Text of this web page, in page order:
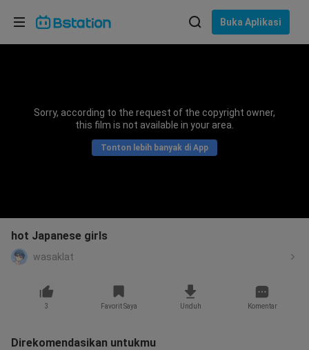
Buka Aplikasi
Sorry, according to the request of the copyright owner,
this film is not available in your area.
Tonton lebih banyak di App
hot Japanese girls
wasaklat
3 Favorit Saya Unduh Komentar
Direkomendasikan untukmu
Pilih bahasa
Bahasa Indonesia